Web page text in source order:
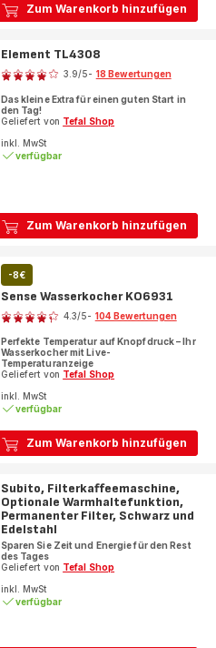
Zum Warenkorb hinzufügen
Zum Warenkorb hinzufügen
Element TL4308
Bewertung
3.9/5- 18 Bewertungen
Das kleine Extra für einen guten Start in
den Tag!
Geliefert von Tefal Shop
inkl. MwSt
verfügbar
Zum Warenkorb hinzufügen
-8€
Sense Wasserkocher KO6931
Bewertung
4.3/5- 104 Bewertungen
Perfekte Temperatur auf Knopfdruck – Ihr
Wasserkocher mit Live-
Temperaturanzeige
Geliefert von Tefal Shop
inkl. MwSt
verfügbar
Subito, Filterkaffeemaschine,
Optionale Warmhaltefunktion,
Permanenter Filter, Schwarz und
Edelstahl
Sparen Sie Zeit und Energie für den Rest
des Tages
Geliefert von Tefal Shop
inkl. MwSt
verfügbar